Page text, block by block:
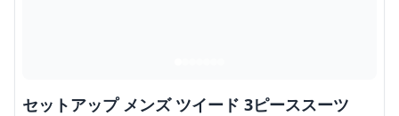
セットアップ メンズ ツイード 3ピーススーツ